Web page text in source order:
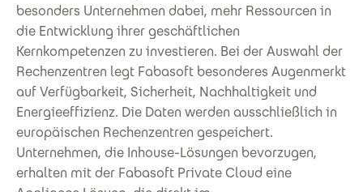
besonders Unternehmen dabei, mehr Ressourcen in
die Entwicklung ihrer geschäftlichen
Kernkompetenzen zu investieren. Bei der Auswahl der
Rechenzentren legt Fabasoft besonderes Augenmerkt
auf Verfügbarkeit, Sicherheit, Nachhaltigkeit und
Energieeffizienz. Die Daten werden ausschließlich in
europäischen Rechenzentren gespeichert.
Unternehmen, die Inhouse-Lösungen bevorzugen,
erhalten mit der Fabasoft Private Cloud eine